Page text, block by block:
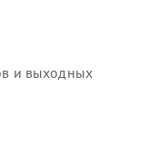
и выходных